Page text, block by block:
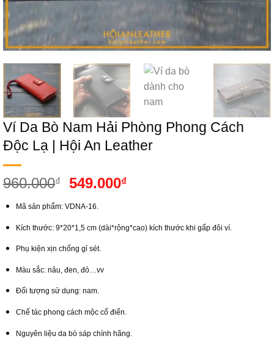
Ví Da Bò Nam Hải Phòng Phong Cách
Độc Lạ | Hội An Leather
960.000₫
Giá
là:
960.000₫.
549.000₫Giá
là:
Mã sản phẩm: VDNA-16.
Kích thước: 9*20*1,5 cm (dài*rộng*cao) kích thước khi gấp đôi ví.
Phụ kiện xịn chống gỉ sét.
Màu sắc: nâu, đen, đỏ…vv
Đối tượng sử dụng: nam.
Chế tác phong cách mộc cổ điển.
Nguyên liệu da bò sáp chính hãng.